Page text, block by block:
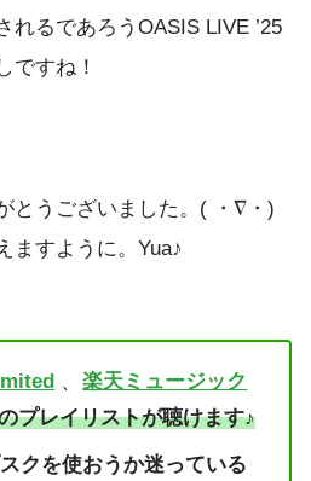
れるであろうOASIS LIVE ’25
ですね！
とうございました。( ・∇・)
ますように。Yua♪
、 楽天ミュージック
プレイリストが聴けます♪
クを使おうか迷っている